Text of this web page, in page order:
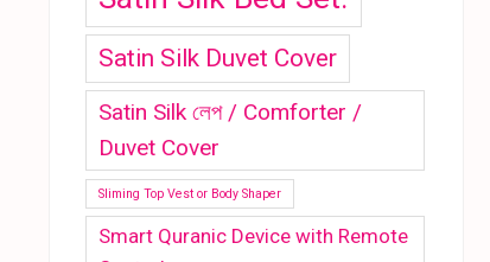
Satin Silk Duvet Cover
Satin Silk লেপ / Comforter /
Duvet Cover
Sliming Top Vest or Body Shaper
Smart Quranic Device with Remote